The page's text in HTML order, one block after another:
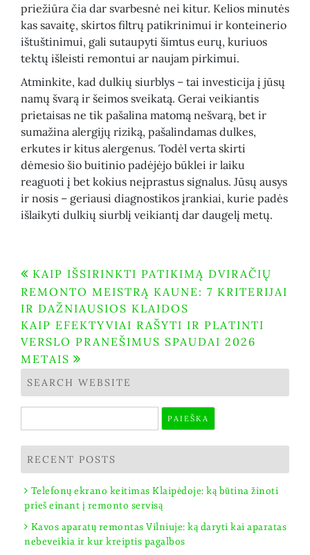
priežiūra čia dar svarbesnė nei kitur. Kelios minutės
kas savaitę, skirtos filtrų patikrinimui ir konteinerio
ištuštinimui, gali sutaupyti šimtus eurų, kuriuos
tektų išleisti remontui ar naujam pirkimui.
Atminkite, kad dulkių siurblys – tai investicija į jūsų
namų švarą ir šeimos sveikatą. Gerai veikiantis
prietaisas ne tik pašalina matomą nešvarą, bet ir
sumažina alergijų riziką, pašalindamas dulkes,
erkutes ir kitus alergenus. Todėl verta skirti
dėmesio šio buitinio padėjėjo būklei ir laiku
reaguoti į bet kokius neįprastus signalus. Jūsų ausys
ir nosis – geriausi diagnostikos įrankiai, kurie padės
išlaikyti dulkių siurblį veikiantį dar daugelį metų.
Navigacija
tarp
įrašų
KAIP IŠSIRINKTI PATIKIMĄ DVIRAČIŲ
REMONTO MEISTRĄ KAUNE: 7 KRITERIJAI
IR DAŽNIAUSIOS KLAIDOS
KAIP EFEKTYVIAI RAŠYTI IR PLATINTI
VERSLO PRANEŠIMUS SPAUDAI 2026
METAIS
SEARCH WEBSITE
RECENT POSTS
Telefonų ekrano keitimas Klaipėdoje: ką būtina žinoti
prieš einant į remonto servisą
Kavos aparatų remontas Vilniuje: ką daryti kai aparatas
nebeveikia ir kur kreiptis pagalbos